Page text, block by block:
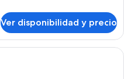
Ver disponibilidad y precio